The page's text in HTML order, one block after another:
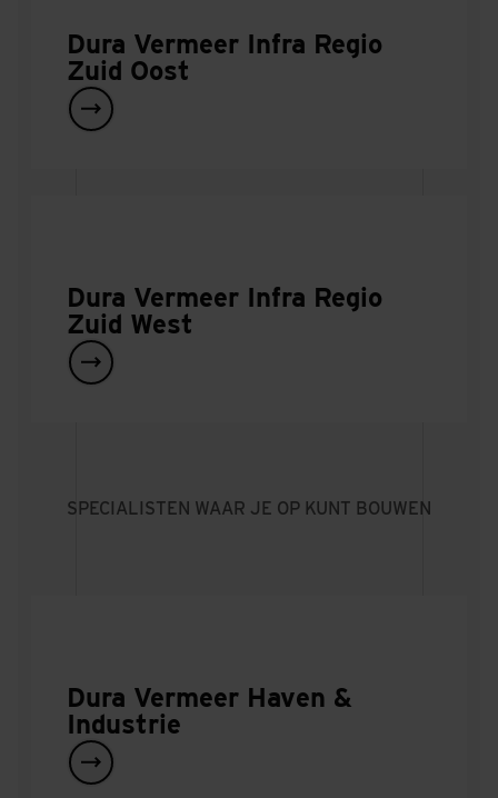
Dura Vermeer Infra Regio
Zuid Oost
Dura Vermeer Infra Regio
Zuid West
SPECIALISTEN WAAR JE OP KUNT BOUWEN
Dura Vermeer Haven &
Industrie